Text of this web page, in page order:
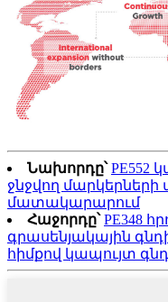
Նախորդը՝ PE552
ջնջվող
մատակարարում
Հաջորդը՝ PE348
գրասենյակային
հիմքով կապույտ